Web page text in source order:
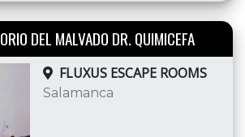
DEL MALVADO DR. QUIMICEFA
FLUXUS ESCAPE ROOMS
Salamanca